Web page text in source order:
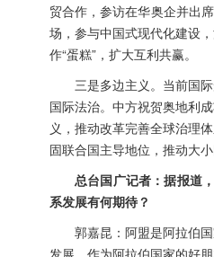
贸合作，参访在华奥企并出
场，参与中国式现代化建设
作“蛋糕”，扩大互利共赢。
三是多边主义。当前国
国际法治。中方祝贺奥地利
义，推动改革完善全球治理
固联合国主导地位，推动大
总台国广记者：据报道
系发展有何期待？
郭嘉昆：阿盟是阿拉伯